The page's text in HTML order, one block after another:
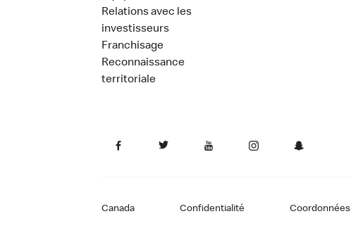
Relations avec les
investisseurs
Franchisage
Reconnaissance
territoriale
Canada Confidentialité Coordonnées